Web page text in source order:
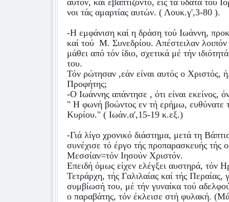
αυτόν, καί εβαπτίζοντο, είς τά ύδατα τού
νοι τάς αμαρτίας αυτών. ( Λουκ.γ',3-80 ).
-Η εμφάνιση καί η δράση τού Ιωάννη,
καί τού Μ. Συνεδρίου. Απέστειλαν λοιπόν
μάθει από τόν ίδιο, σχετικά μέ τήν
του.
Τόν ρώτησαν ,εάν είναι αυτός ο Χριστός,
Προφήτης;
-Ο Ιωάννης απάντησε , ότι είναι εκείνος,
" Η φωνή βοώντος εν τή ερήμω, ευθύνατε
Κυρίου." ( Ιωάν.α',15-19 κ.εξ.)
-Γιά λίγο χρονικό διάστημα, μετά τη
συνέχισε τό έργο τής προπαρασκευής τής
Μεσσίαν=τόν Ιησούν Χριστόν.
Επειδή όμως είχεν ελέγξει αυστηρά, τόν
Τετράρχη, τής Γαλιλαίας καί τής Περαίας,
συμβίωσή του, μέ τήν γυναίκα τού
ο παραβάτης, τόν έκλεισε στή φυλακή.